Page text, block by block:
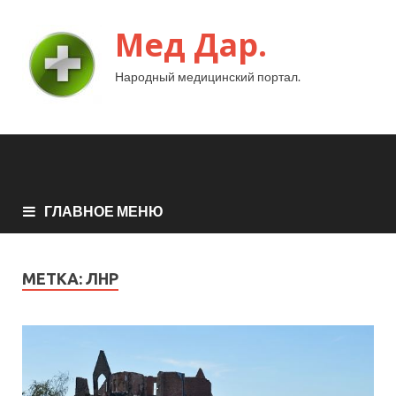
Мед Дар.
Народный медицинский портал.
ГЛАВНОЕ МЕНЮ
МЕТКА: ЛНР